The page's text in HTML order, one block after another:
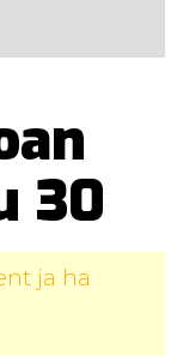
30
ja ha